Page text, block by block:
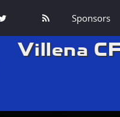
Sponsors
Villena